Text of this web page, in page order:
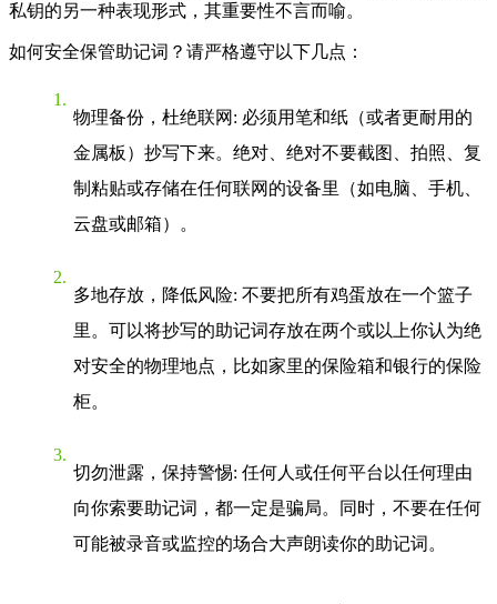
私钥的另一种表现形式，其重要性不言而喻。
如何安全保管助记词？请严格遵守以下几点：
物理备份，杜绝联网 : 必须用笔和纸（或者更耐用的
金属板）抄写下来。绝对、绝对不要截图、拍照、复
制粘贴或存储在任何联网的设备里（如电脑、手机、
云盘或邮箱）。
多地存放，降低风险: 不要把所有鸡蛋放在一个篮子
里。可以将抄写的助记词存放在两个或以上你认为绝
对安全的物理地点，比如家里的保险箱和银行的保险
柜。
切勿泄露，保持警惕: 任何人或任何平台以任何理由
向你索要助记词，都一定是骗局。同时，不要在任何
可能被录音或监控的场合大声朗读你的助记词。